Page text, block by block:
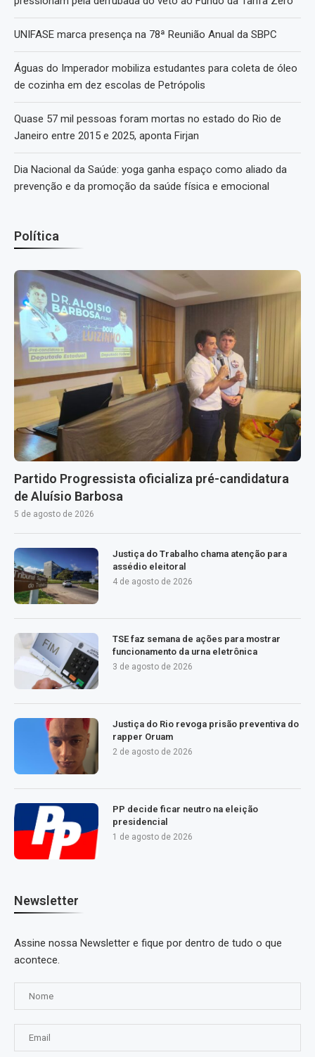
UNIFASE marca presença na 78ª Reunião Anual da SBPC
Águas do Imperador mobiliza estudantes para coleta de óleo
de cozinha em dez escolas de Petrópolis
Quase 57 mil pessoas foram mortas no estado do Rio de
Janeiro entre 2015 e 2025, aponta Firjan
Dia Nacional da Saúde: yoga ganha espaço como aliado da
prevenção e da promoção da saúde física e emocional
Política
Partido Progressista oficializa pré-candidatura
de Aluísio Barbosa
5 de agosto de 2026
Justiça do Trabalho chama atenção para
assédio eleitoral
4 de agosto de 2026
TSE faz semana de ações para mostrar
funcionamento da urna eletrônica
3 de agosto de 2026
Justiça do Rio revoga prisão preventiva do
rapper Oruam
2 de agosto de 2026
PP decide ficar neutro na eleição
presidencial
1 de agosto de 2026
Newsletter
Assine nossa Newsletter e fique por dentro de tudo o que
acontece.